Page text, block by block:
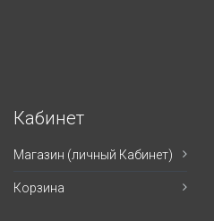
Кабинет
Магазин (личный Кабинет)
Корзина